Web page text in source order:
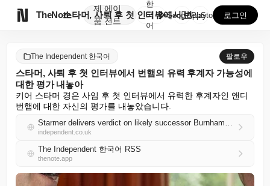
TheNote
제
품
에이
전트
스타머, 사퇴 후 첫 인터뷰에서 번햄의 유력 후계자 가...
한
국
어
GooglePlay
AppStore 로그인
The Independent 한국어 팔로우
스타머, 사퇴 후 첫 인터뷰에서 번햄의 유력 후계자 가능성에
대한 평가 내놓아
키어 스타머 경은 사임 후 첫 인터뷰에서 유력한 후계자인 앤디
번햄에 대한 자신의 평가를 내놓았습니다.
Starmer delivers verdict on likely successor Burnham in first post-resignation interview
independent.co.uk
The Independent 한국어 RSS
thenote.app